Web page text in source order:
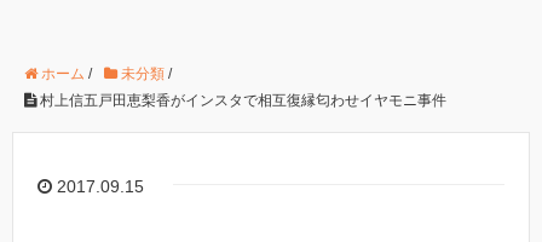
ホーム / 未分類 /
村上信五戸田恵梨香がインスタで相互復縁匂わせイヤモニ事件
2017.09.15